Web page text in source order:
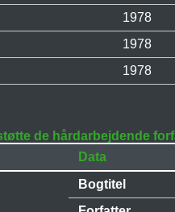
1978
1978
1978
de hårdarbejdende
Data
Bogtitel